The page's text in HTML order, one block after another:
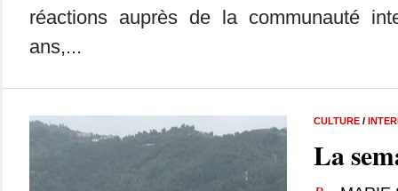
réactions auprès de la communauté
ans,...
CULTURE/
La